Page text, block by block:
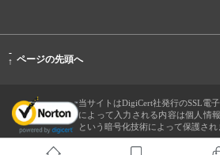
-
↑ ページの先頭へ
当サイトはDigiCert社発行のSSL電
によって入力される内容は個人情
という暗号化技術によって保護され